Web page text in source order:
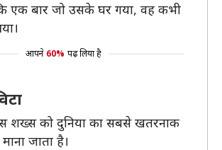
एक बार जो उसके घर गया, वह कभी
आपने 60% पढ़ लिया है
शख्स को दुनिया का सबसे खतरनाक
जाता है।